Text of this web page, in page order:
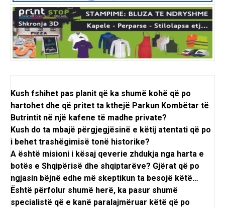
Kush fshihet pas planit që ka shumë kohë që po
hartohet dhe që pritet ta kthejë Parkun Kombëtar të
Butrintit në një kafene të madhe private?
Kush do ta mbajë përgjegjësinë e këtij atentati që po
i behet trashëgimisë tonë historike?
A është misioni i kësaj qeverie zhdukja nga harta e
botës e Shqipërisë dhe shqiptarëve? Gjërat që po
ngjasin bëjnë edhe më skeptikun ta besojë këtë…
Është përfolur shumë herë, ka pasur shumë
specialistë që e kanë paralajmëruar këtë që po